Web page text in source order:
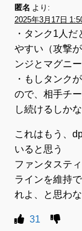
匿名 より:
2025年3月17日
・タンク1人
やすい（攻撃
ンジとマグニー
・もしタンク
ので、相手チ
し続けるしか
これはもう、
いると思う
ファンタステ
ラインを維持
れよ、と思わ
31